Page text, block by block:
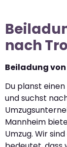
nach
Beiladung
Du planst
und suchst
Mannheim
Umzug. Wir